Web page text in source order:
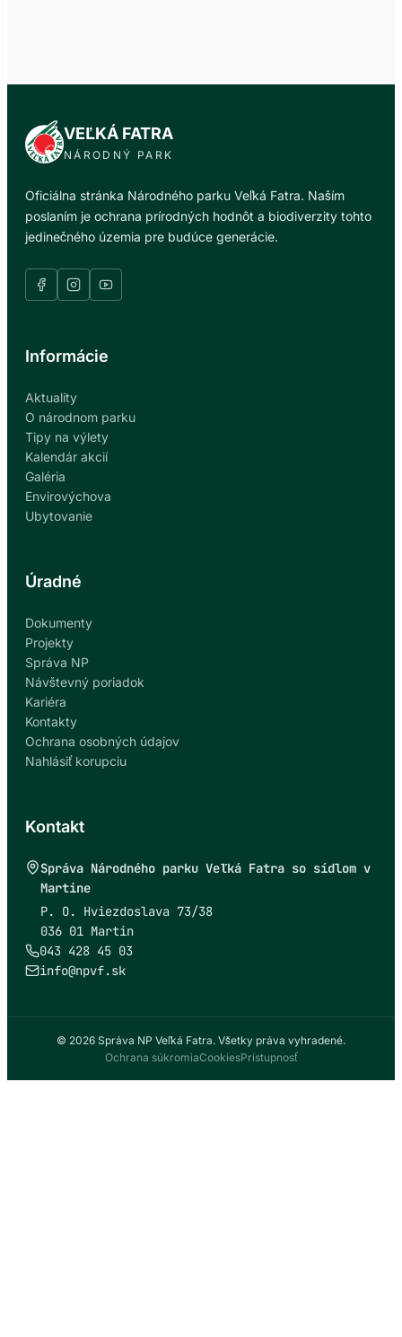
VEĽKÁ FATRA
NÁRODNÝ PARK
Oficiálna stránka Národného parku Veľká Fatra. Naším
poslaním je ochrana prírodných hodnôt a biodiverzity tohto
jedinečného územia pre budúce generácie.
Informácie
Aktuality
O národnom parku
Tipy na výlety
Kalendár akcií
Galéria
Envirovýchova
Ubytovanie
Úradné
Dokumenty
Projekty
Správa NP
Návštevný poriadok
Kariéra
Kontakty
Ochrana osobných údajov
Nahlásiť korupciu
Kontakt
Správa Národného parku Veľká Fatra so sídlom v
Martine
P. O. Hviezdoslava 73/38
036 01 Martin
043 428 45 03
info@npvf.sk
© 2026 Správa NP Veľká Fatra. Všetky práva vyhradené.
Ochrana súkromiaCookiesPrístupnosť